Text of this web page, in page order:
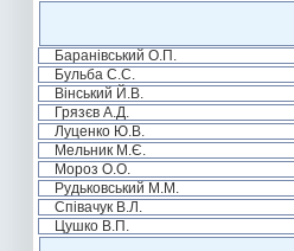
Баранівський О.П.
Бульба С.С.
Вінський Й.В.
Грязєв А.Д.
Луценко Ю.В.
Мельник М.Є.
Мороз О.О.
Рудьковський М.М.
Співачук В.Л.
Цушко В.П.